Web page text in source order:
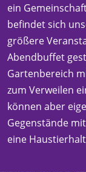
ein
befindet sich
größere
Abendbuffet
Gartenbereich
zum Verweilen
können aber
Gegenstände
eine